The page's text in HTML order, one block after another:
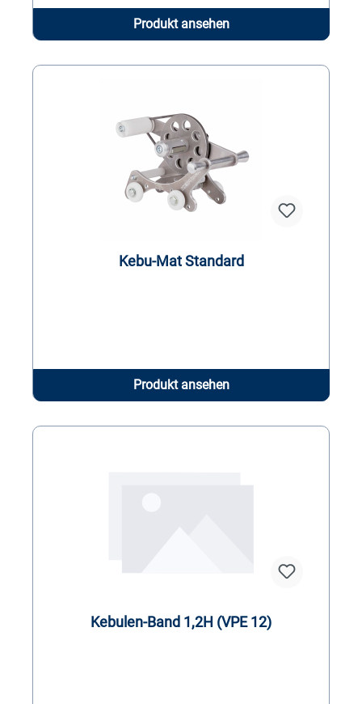
Produkt ansehen
Kebu-Mat Standard
Produkt ansehen
Kebulen-Band 1,2H (VPE 12)